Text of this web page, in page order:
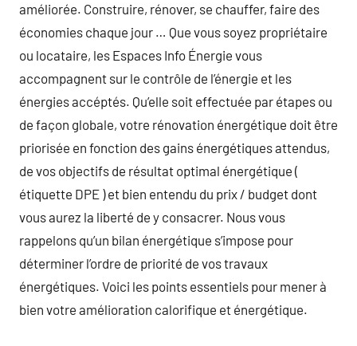
améliorée. Construire, rénover, se chauffer, faire des
économies chaque jour … Que vous soyez propriétaire
ou locataire, les Espaces Info Énergie vous
accompagnent sur le contrôle de l’énergie et les
énergies accéptés. Qu’elle soit effectuée par étapes ou
de façon globale, votre rénovation énergétique doit être
priorisée en fonction des gains énergétiques attendus,
de vos objectifs de résultat optimal énergétique (
étiquette DPE ) et bien entendu du prix / budget dont
vous aurez la liberté de y consacrer. Nous vous
rappelons qu’un bilan énergétique s’impose pour
déterminer l’ordre de priorité de vos travaux
énergétiques. Voici les points essentiels pour mener à
bien votre amélioration calorifique et énergétique.